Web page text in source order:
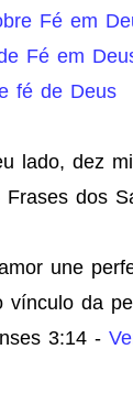
Fé em
Fé em
fé de Deus
lado, dez
dos
une
da
3:14 -